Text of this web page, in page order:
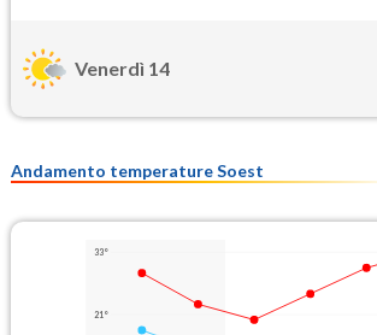
Venerdì 14
Andamento temperature Soest
33°
21°